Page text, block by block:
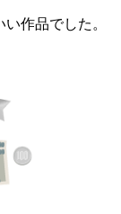
作品でした。